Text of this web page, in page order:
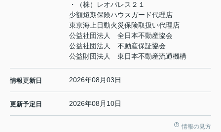
・（株）レオパレス２１
少額短期保険ハウスガード代理店
東京海上日動火災保険取扱い代理店
公益社団法人 全日本不動産協会
公益社団法人 不動産保証協会
公益財団法人 東日本不動産流通機構
情報更新日 2026年08月03日
更新予定日 2026年08月10日
情報の見方